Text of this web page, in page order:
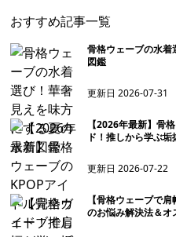
おすすめ記事一覧
骨格ウェーブの水
図鑑
更新日2026-07-31
【2026年最新】骨
ド！推しから学ぶ
更新日2026-07-22
【骨格ウェーブで
のお悩み解決法＆オ